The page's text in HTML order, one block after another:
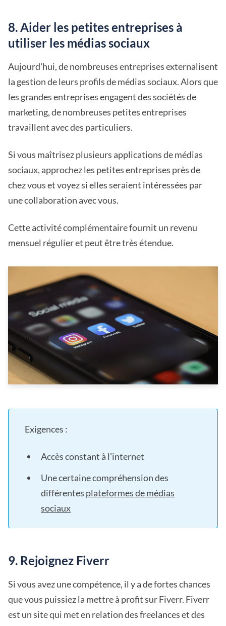
8. Aider les petites entreprises à
utiliser les médias sociaux
Aujourd'hui, de nombreuses entreprises externalisent
la gestion de leurs profils de médias sociaux. Alors que
les grandes entreprises engagent des sociétés de
marketing, de nombreuses petites entreprises
travaillent avec des particuliers.
Si vous maîtrisez plusieurs applications de médias
sociaux, approchez les petites entreprises près de
chez vous et voyez si elles seraient intéressées par
une collaboration avec vous.
Cette activité complémentaire fournit un revenu
mensuel régulier et peut être très étendue.
Exigences :
Accès constant à l'internet
Une certaine compréhension des
différentes plateformes de médias
sociaux
9. Rejoignez Fiverr
Si vous avez une compétence, il y a de fortes chances
que vous puissiez la mettre à profit sur Fiverr. Fiverr
est un site qui met en relation des freelances et des